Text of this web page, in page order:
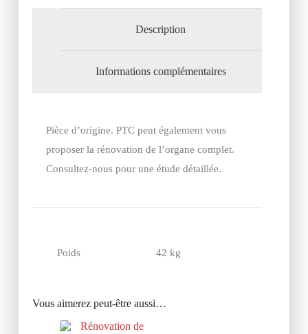
Description
Informations complémentaires
Pièce d’origine. PTC peut également vous
proposer la rénovation de l’organe complet.
Consultez-nous pour une étude détaillée.
Poids 42 kg
Vous aimerez peut-être aussi…